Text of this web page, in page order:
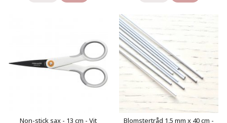
Non-stick sax - 13 cm - Vit
Blomstertråd 1,5 mm x 40 cm -